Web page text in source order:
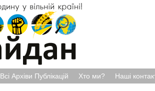
Всі Архіви Публікацій Хто ми? Наші